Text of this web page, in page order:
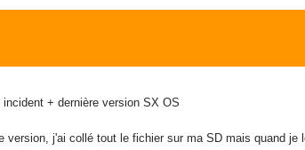
+ dernière version SX OS
j'ai collé tout le fichier sur ma SD mais quand